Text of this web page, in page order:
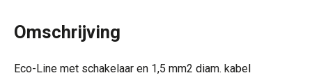
Omschrijving
Eco-Line met schakelaar en 1,5 mm2 diam. kabel